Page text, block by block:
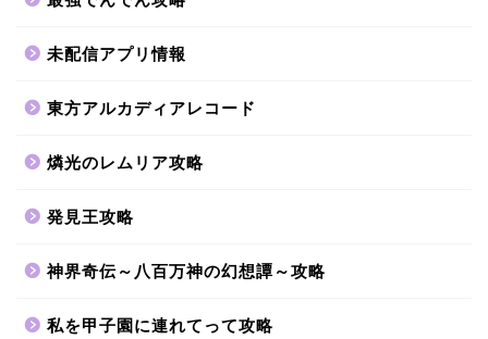
未配信アプリ情報
東方アルカディアレコード
燐光のレムリア攻略
発見王攻略
神界奇伝～八百万神の幻想譚～攻略
私を甲子園に連れてって攻略